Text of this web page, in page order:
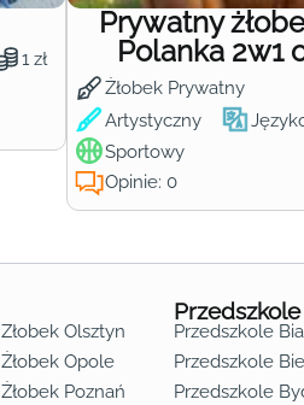
1 zł
Prywatny
Polanka 2w1
Żłobek Prywatny
Artystyczny
Sportowy
Opinie: 0
Żłobek Olsztyn
Żłobek Opole
Żłobek Poznań
Przedszkole
Przedszkole
Przedszkole
Przedszkole